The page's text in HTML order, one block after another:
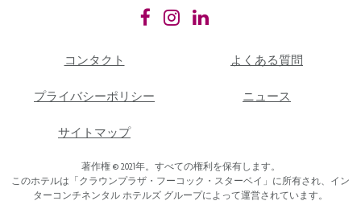
コンタクト よくある質問
プライバシーポリシー ニュース
サイトマップ
著作権 © 2021年。すべての権利を保有します。
このホテルは「クラウンプラザ・フーコック・スターベイ」に所有され、イン
ターコンチネンタル ホテルズ グループによって運営されています。